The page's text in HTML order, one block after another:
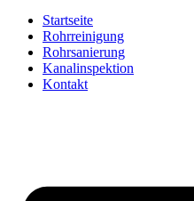
Startseite
Rohrreinigung
Rohrsanierung
Kanalinspektion
Kontakt